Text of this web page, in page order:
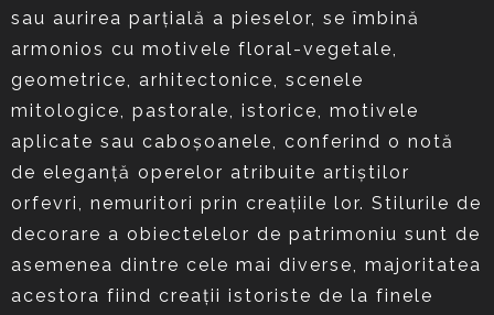
sau aurirea parțială a pieselor, se îmbină
armonios cu motivele floral-vegetale,
geometrice, arhitectonice, scenele
mitologice, pastorale, istorice, motivele
aplicate sau caboșoanele, conferind o notă
de eleganță operelor atribuite artiștilor
orfevri, nemuritori prin creațiile lor. Stilurile de
decorare a obiectelelor de patrimoniu sunt de
asemenea dintre cele mai diverse, majoritatea
acestora fiind creații istoriste de la finele